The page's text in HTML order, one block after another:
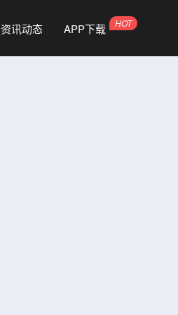
资讯动态 APP下载